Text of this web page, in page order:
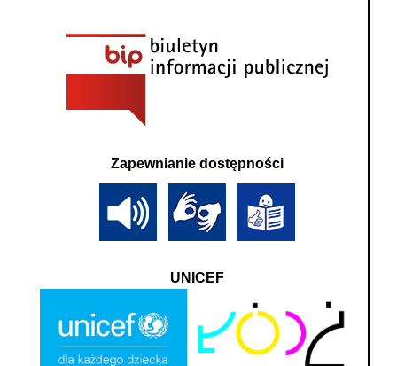
Zapewnianie dostępności
UNICEF